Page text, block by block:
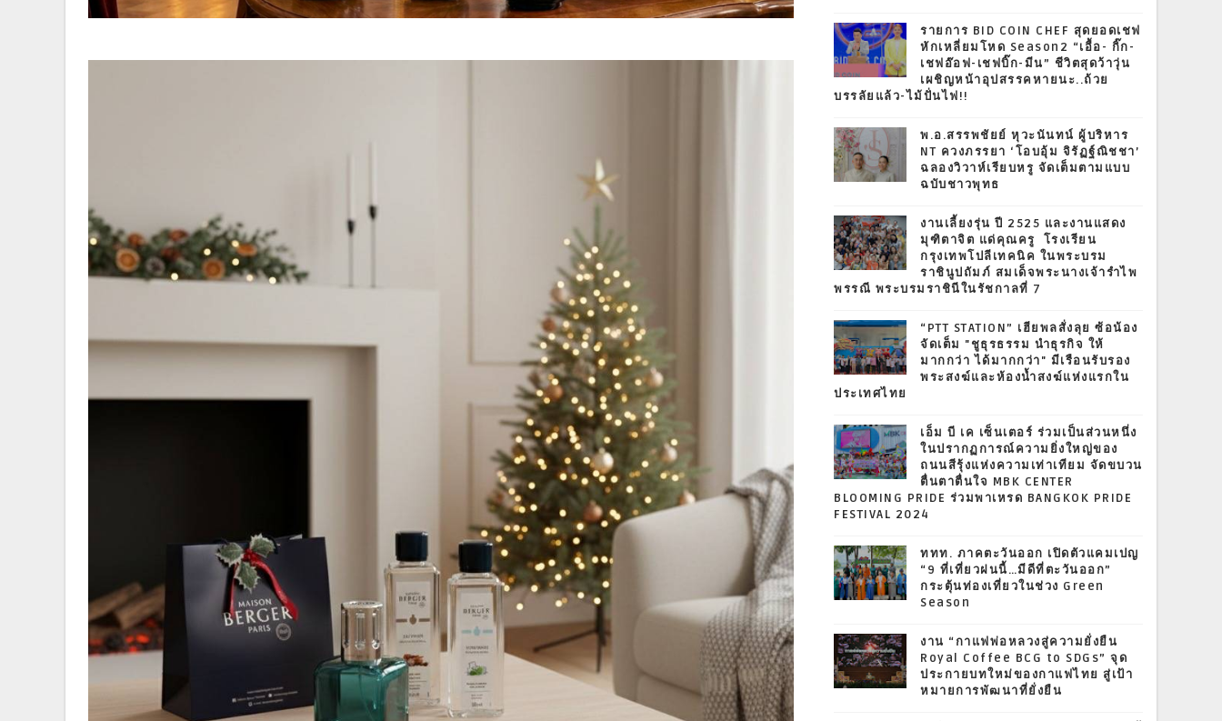
รายการ BID COIN CHEF สุดยอดเชฟ
หักเหลี่ยมโหด Season2 “เอื้อ- กิ๊ก-
เชฟอ๊อฟ-เชฟบิ๊ก-มีน” ชีวิตสุดว้าวุ่น
เผชิญหน้าอุปสรรคหายนะ..ถ้วย
บรรลัยแล้ว-ไม้ปั่นไฟ!!
พ.อ.สรรพชัยย์ หุวะนันทน์ ผู้บริหาร
NT ควงภรรยา ‘โอบอุ้ม จิรัฏฐ์ณิชชา’
ฉลองวิวาห์เรียบหรู จัดเต็มตามแบบ
ฉบับชาวพุทธ
งานเลี้ยงรุ่น ปี 2525 และงานแสดง
มุฑิตาจิต แด่คุณครู โรงเรียน
กรุงเทพโปลีเทคนิค ในพระบรม
ราชินูปถัมภ์ สมเด็จพระนางเจ้ารำไพ
พรรณี พระบรมราชินีในรัชกาลที่ 7
“PTT STATION” เฮียพลสั่งลุย ซ้อน้อง
จัดเต็ม "ชูธุรธรรม นำธุรกิจ ให้
มากกว่า ได้มากกว่า" มีเรือนรับรอง
พระสงฆ์และห้องน้ำสงฆ์แห่งแรกใน
ประเทศไทย
เอ็ม บี เค เซ็นเตอร์ ร่วมเป็นส่วนหนึ่ง
ในปรากฏการณ์ความยิ่งใหญ่ของ
ถนนสีรุ้งแห่งความเท่าเทียม จัดขบวน
ตื่นตาตื่นใจ MBK CENTER
BLOOMING PRIDE ร่วมพาเหรด BANGKOK PRIDE
FESTIVAL 2024
ททท. ภาคตะวันออก เปิดตัวแคมเปญ
“9 ที่เที่ยวฝนนี้…มีดีที่ตะวันออก”
กระตุ้นท่องเที่ยวในช่วง Green
Season
งาน “กาแฟพ่อหลวงสู่ความยั่งยืน
Royal Coffee BCG to SDGs” จุด
ประกายบทใหม่ของกาแฟไทย สู่เป้า
หมายการพัฒนาที่ยั่งยืน